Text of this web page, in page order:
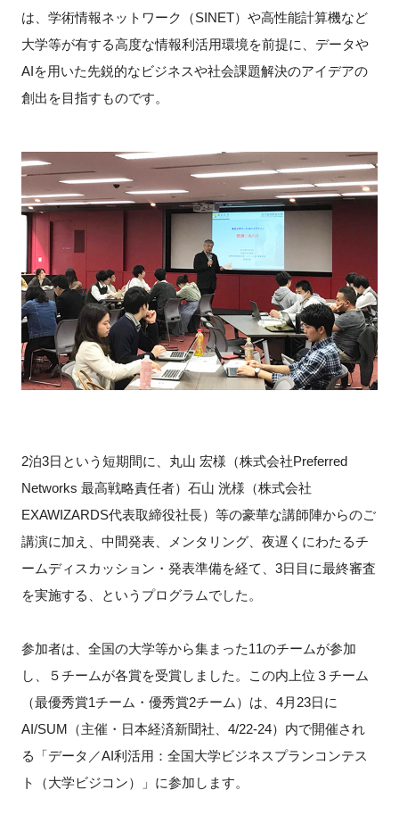
プログラム
インタビュー・コラム
LINK-Jを知る
特別会員
施設・アクセス
FAQ
イベントお知らせメール登録
閉じる
は、学術情報ネットワーク（SINET）や高性能計算機など
大学等が有する高度な情報利活用環境を前提に、データや
AIを用いた先鋭的なビジネスや社会課題解決のアイデアの
創出を目指すものです。
2泊3日という短期間に、丸山 宏様（株式会社Preferred
Networks 最高戦略責任者）石山 洸様（株式会社
EXAWIZARDS代表取締役社長）等の豪華な講師陣からのご
講演に加え、中間発表、メンタリング、夜遅くにわたるチ
ームディスカッション・発表準備を経て、3日目に最終審査
を実施する、というプログラムでした。
参加者は、全国の大学等から集まった11のチームが参加
し、５チームが各賞を受賞しました。この内上位３チーム
（最優秀賞1チーム・優秀賞2チーム）は、4月23日に
AI/SUM（主催・日本経済新聞社、4/22-24）内で開催され
る「データ／AI利活用：全国大学ビジネスプランコンテス
ト（大学ビジコン）」に参加します。